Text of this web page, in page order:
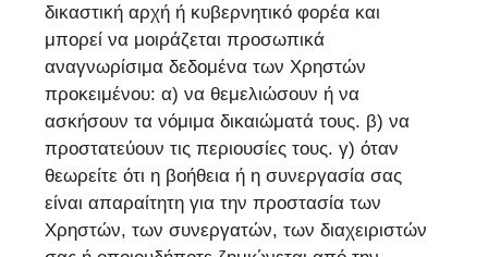
δικαστική αρχή ή κυβερνητικό φορέα και
μπορεί να μοιράζεται προσωπικά
αναγνωρίσιμα δεδομένα των Χρηστών
προκειμένου: α) να θεμελιώσουν ή να
ασκήσουν τα νόμιμα δικαιώματά τους. β) να
προστατεύουν τις περιουσίες τους. γ) όταν
θεωρείτε ότι η βοήθεια ή η συνεργασία σας
είναι απαραίτητη για την προστασία των
Χρηστών, των συνεργατών, των διαχειριστών